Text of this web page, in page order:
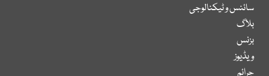
سائنس و ٹیکنالوجی
بلاگ
بزنس
ویڈیوز
جرائم